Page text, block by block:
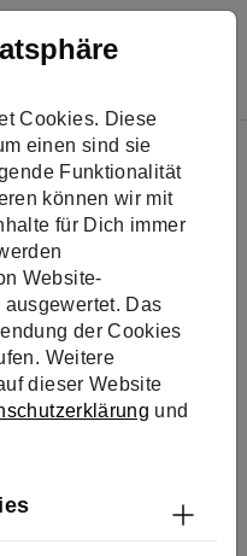
in Kreisläufen
Cookies. Diese
einen sind sie
Funktionalität
können wir mit
für Dich immer
Website-
Das
der Cookies
Weitere
dieser Website
und